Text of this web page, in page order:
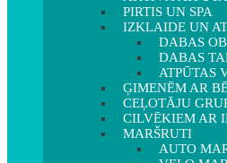
PIRTIS UN SPA
IZKLAIDE UN
DABAS
DABAS
ATPŪTAS
ĢIMENĒM AR
CEĻOTĀJU
CILVĒKIEM AR
MARŠRUTI
AUTO